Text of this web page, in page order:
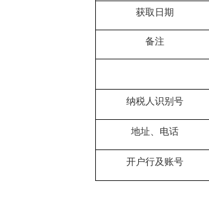
获取日期
备注
纳税人识别号
地址、电话
开户行及账号